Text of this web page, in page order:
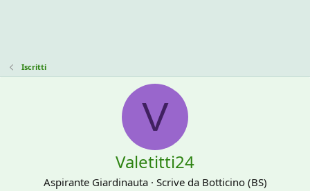
Iscritti
V
Valetitti24
Aspirante Giardinauta · Scrive da Botticino (BS)